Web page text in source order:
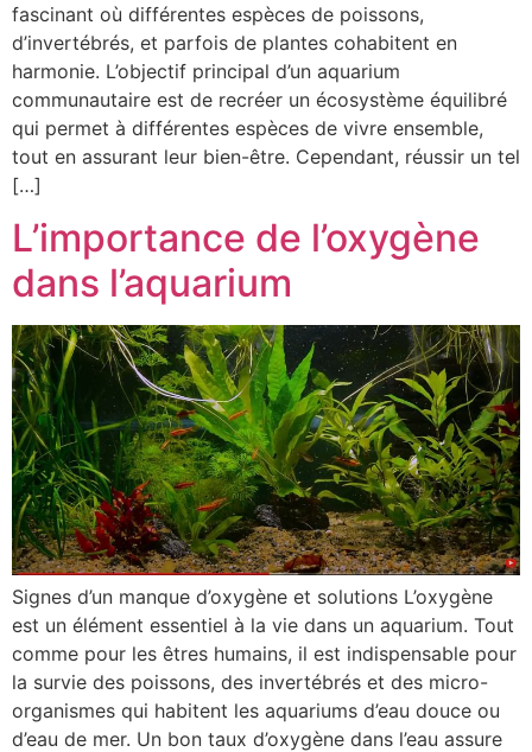
fascinant où différentes espèces de poissons,
d’invertébrés, et parfois de plantes cohabitent en
harmonie. L’objectif principal d’un aquarium
communautaire est de recréer un écosystème équilibré
qui permet à différentes espèces de vivre ensemble,
tout en assurant leur bien-être. Cependant, réussir un tel
[…]
L’importance de l’oxygène
dans l’aquarium
Signes d’un manque d’oxygène et solutions L’oxygène
est un élément essentiel à la vie dans un aquarium. Tout
comme pour les êtres humains, il est indispensable pour
la survie des poissons, des invertébrés et des micro-
organismes qui habitent les aquariums d’eau douce ou
d’eau de mer. Un bon taux d’oxygène dans l’eau assure